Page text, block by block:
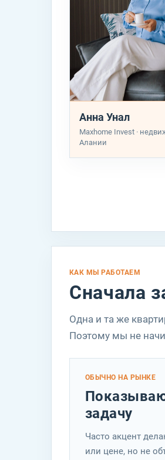
Анна Унал
Maxhome Invest ·
Алании
КАК МЫ РАБОТАЕМ
Сначала
Одна и та же
Поэтому мы не
ОБЫЧНО НА РЫНКЕ
задачу
Часто акцент
или цене, но не